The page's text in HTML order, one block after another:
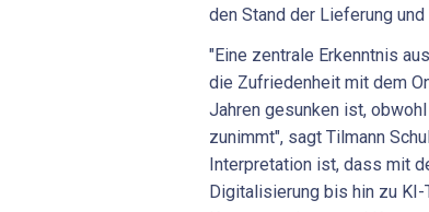
den Stand der Lieferung
"Eine zentrale Erkenntnis
die Zufriedenheit mit dem
Jahren gesunken ist,
zunimmt", sagt Tilmann
Interpretation ist, dass mit
Digitalisierung bis hin zu